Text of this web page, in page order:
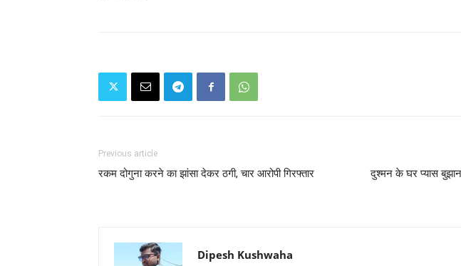
Previous article
रकम दोगुना करने का झांसा देकर ठगी, चार आरोपी गिरफ्तार
दुश्मन के घर प्यास
Dipesh Kushwaha